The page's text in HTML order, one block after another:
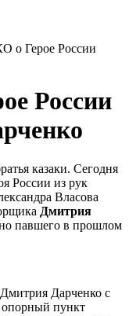
о Герое России
России
казаки. Сегодня
России из рук
Власова
Дмитрия
павшего в прошлом
Дарченко с
опорный пункт